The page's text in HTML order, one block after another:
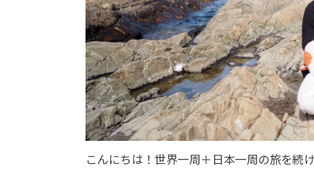
こんにちは！世界一周＋日本一周の旅を続